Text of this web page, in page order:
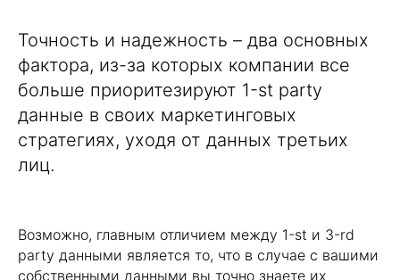
Точность и надежность – два основных
фактора, из-за которых компании все
больше приоритезируют 1-st party
данные в своих маркетинговых
стратегиях, уходя от данных третьих
лиц.
Возможно, главным отличием между 1-st и 3-rd
party данными является то, что в случае с вашими
собственными данными вы точно знаете их
ознакомлен (а) сПолитикой
конфиденциальности
Нажимая кнопку "Запросить", я даюсогласие